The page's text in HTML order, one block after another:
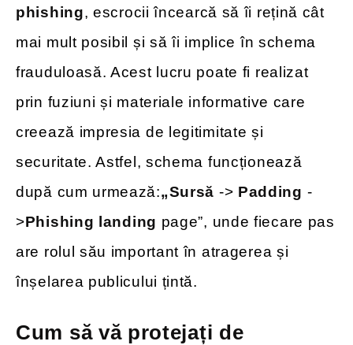
phishing, escrocii încearcă să îi rețină cât
mai mult posibil și să îi implice în schema
frauduloasă. Acest lucru poate fi realizat
prin fuziuni și materiale informative care
creează impresia de legitimitate și
securitate. Astfel, schema funcționează
după cum urmează:„Sursă -> Padding -
>Phishing landing page”, unde fiecare pas
are rolul său important în atragerea și
înșelarea publicului țintă.
Cum să vă protejați de